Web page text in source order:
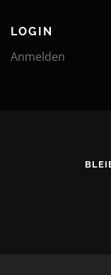
n
a
LOGIN
Anmelden